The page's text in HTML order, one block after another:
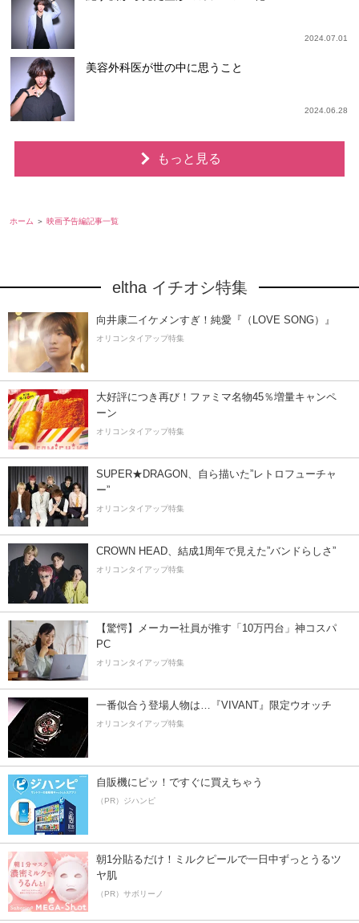
2024.07.01
美容外科医が世の中に思うこと
2024.06.28
もっと見る
ホーム 映画予告編記事一覧
eltha イチオシ特集
向井康二イケメンすぎ！純愛『（LOVE SONG）』
オリコンタイアップ特集
大好評につき再び！ファミマ名物45％増量キャンペ
ーン
オリコンタイアップ特集
SUPER★DRAGON、自ら描いた”レトロフューチャ
ー”
オリコンタイアップ特集
CROWN HEAD、結成1周年で見えた”バンドらしさ”
オリコンタイアップ特集
【驚愕】メーカー社員が推す「10万円台」神コスパ
PC
オリコンタイアップ特集
一番似合う登場人物は…『VIVANT』限定ウオッチ
オリコンタイアップ特集
自販機にピッ！ですぐに買えちゃう
（PR）ジハンピ
朝1分貼るだけ！ミルクピールで一日中ずっとうるツ
ヤ肌
（PR）サボリーノ